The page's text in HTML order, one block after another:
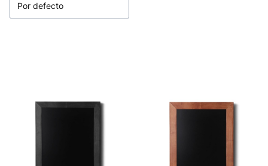
Por defecto